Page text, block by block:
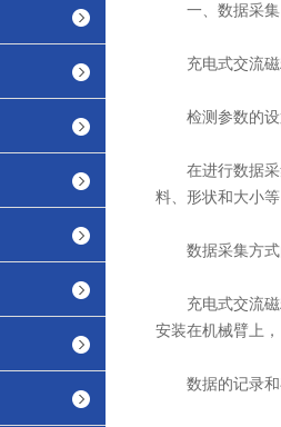
一、数据采集
充电式交流磁
检测参数的设
在进行数据采
料、形状和大小
数据采集方式
充电式交流磁
安装在机械臂上
数据的记录和